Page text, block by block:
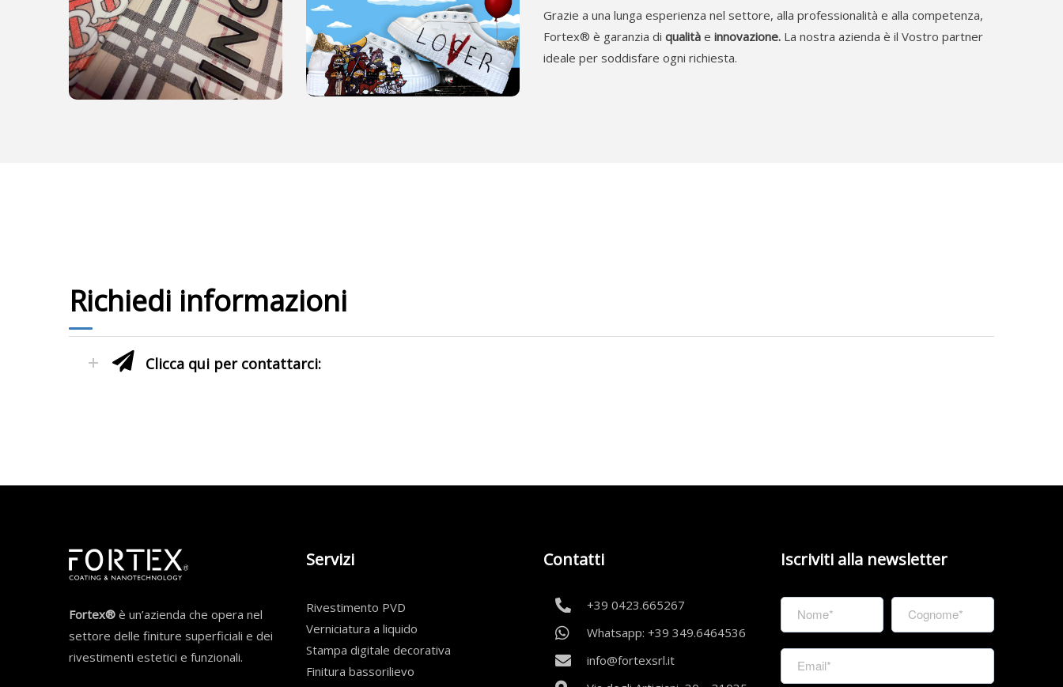
Grazie a una lunga esperienza nel settore, alla professionalità e alla competenza,
Fortex® è garanzia di qualità e innovazione. La nostra azienda è il Vostro partner
ideale per soddisfare ogni richiesta.
Richiedi informazioni
Clicca qui per contattarci:
Fortex® è un’azienda che opera nel
settore delle finiture superficiali e dei
rivestimenti estetici e funzionali.
Servizi
Rivestimento PVD
Verniciatura a liquido
Stampa digitale decorativa
Finitura bassorilievo
Contatti
+39 0423.665267
Whatsapp: +39 349.6464536
info@fortexsrl.it
Iscriviti alla newsletter